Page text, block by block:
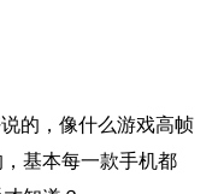
的，像什么游戏高帧
基本每一款手机都